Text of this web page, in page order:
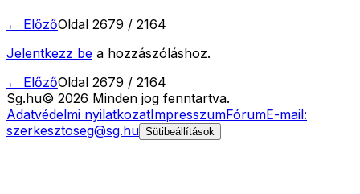
← ElőzőOldal 2679 / 2164
Jelentkezz be a hozzászóláshoz.
← ElőzőOldal 2679 / 2164
Sg.hu© 2026 Minden jog fenntartva.
Adatvédelmi nyilatkozatImpresszumFórumE-mail:
szerkesztoseg@sg.hu Sütibeállítások